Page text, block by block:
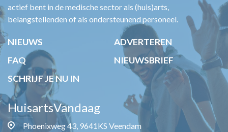
actief bent in de medische sector als (huis)arts,
belangstellenden of als ondersteunend personeel.
NIEUWS
ADVERTEREN
FAQ
NIEUWSBRIEF
SCHRIJF JE NU IN
HuisartsVandaag
Phoenixweg 43, 9641KS Veendam